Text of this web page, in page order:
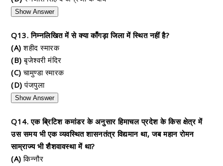
Show Answer
Q13. निम्नलिखित में से क्या काँगड़ा जिला में स्थित नहीं है?
(A) शहीद स्मारक
(B) बृजेश्वरी मंदिर
(C) चामुण्डा स्मारक
(D) पंजपुला
Show Answer
Q14. एक ब्रिटिश कमांडर के अनुसार हिमाचल प्रदेश के किस क्षेत्र में
उस समय भी एक व्यवस्थित शासनतंत्र विद्यमान था, जब महान रोमन
साम्राज्य भी शैशवावस्था में था?
(A) किन्नौर